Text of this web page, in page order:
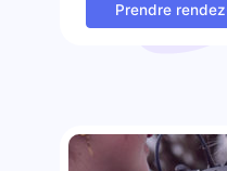
Prendre